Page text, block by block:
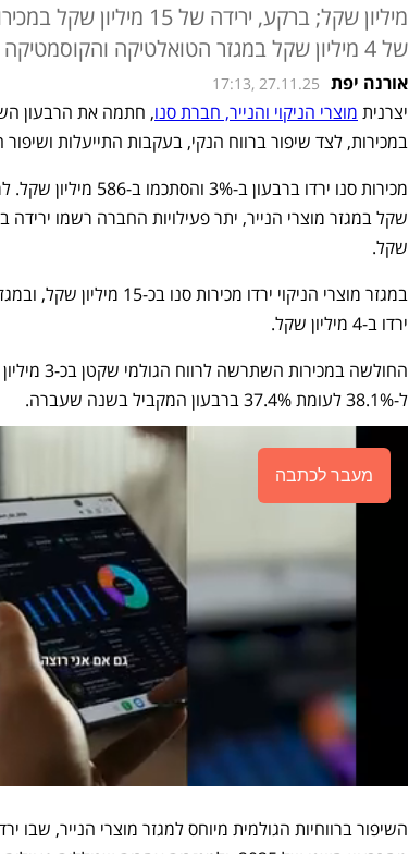
מיליון שקל; ברקע, ירידה של
של 4 מיליון שקל במגזר הטואלטיקה והקוסמטיקה
אורנה יפת 17:13, 27.11.25
יצרנית מוצרי הניקוי והנייר, חברת סנו
במכירות, לצד שיפור ברווח הנקי, בעקבות התייעלות ושיפור
שקל.
ירדו ב-4 מיליון שקל.
ל-38.1% לעומת 37.4% ברבעון המקביל בשנה שעברה.
מעבר לכתבה